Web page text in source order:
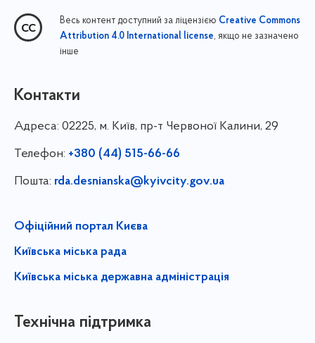
Весь контент доступний за ліцензією Creative Commons
Attribution 4.0 International license, якщо не зазначено
інше
Контакти
Адреса: 02225, м. Київ, пр-т Червоної Калини, 29
Телефон: +380 (44) 515-66-66
Пошта: rda.desnianska@kyivcity.gov.ua
Офіційний портал Києва
Київська міська рада
Київська міська державна адміністрація
Технічна підтримка